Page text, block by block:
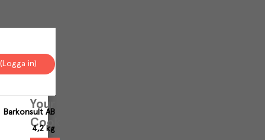
in)
Barkonsult AB
4,2 kg
Your
Cookies